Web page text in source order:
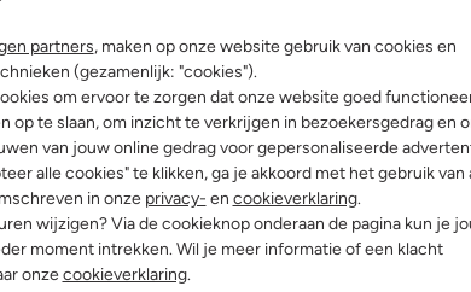
partners, maken op onze website gebruik van cookies en
(gezamenlijk: "cookies").
om ervoor te zorgen dat onze website goed
op te slaan, om inzicht te verkrijgen in bezoekersgedrag en
van jouw online gedrag voor gepersonaliseerde
alle cookies" te klikken, ga je akkoord met het gebruik van
in onze privacy- en cookieverklaring.
wijzigen? Via de cookieknop onderaan de pagina kun je
moment intrekken. Wil je meer informatie of een klacht
onzecookieverklaring.
Product informatie